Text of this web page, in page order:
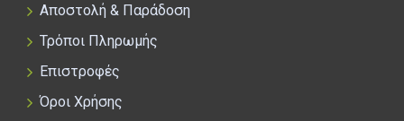
Αποστολή & Παράδοση
Τρόποι Πληρωμής
Επιστροφές
Όροι Χρήσης